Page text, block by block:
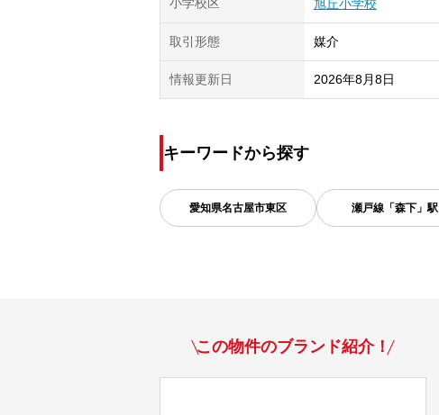
小学校区 旭丘小学校
取引形態 媒介
情報更新日 2026年8月8日
キーワードから探す
愛知県名古屋市東区 瀬戸線「森下」駅
この物件のブランド紹介！